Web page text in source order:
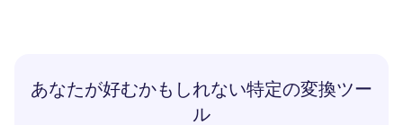
あなたが好むかもしれない特定の変換ツー
ル